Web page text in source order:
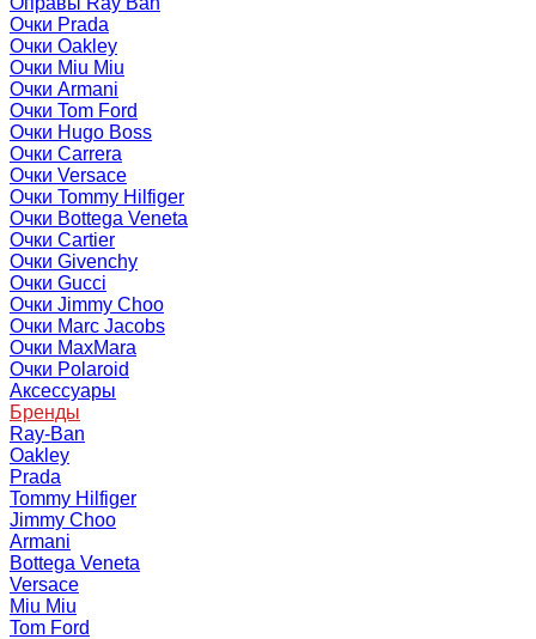
Очки Prada
Очки Oakley
Очки Miu Miu
Очки Armani
Очки Tom Ford
Очки Hugo Boss
Очки Carrera
Очки Versace
Очки Tommy Hilfiger
Очки Bottega Veneta
Очки Cartier
Очки Givenchy
Очки Gucci
Очки Jimmy Choo
Очки Marc Jacobs
Очки MaxMara
Очки Polaroid
Аксессуары
Бренды
Ray-Ban
Oakley
Prada
Tommy Hilfiger
Jimmy Choo
Armani
Bottega Veneta
Versace
Miu Miu
Tom Ford